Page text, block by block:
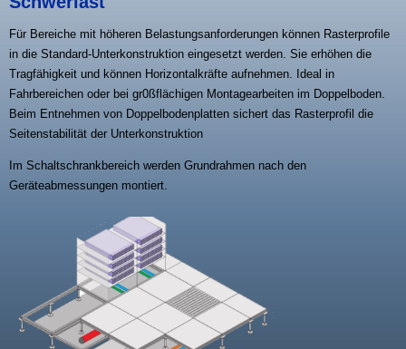
Für Bereiche mit höheren Belastungsanforderungen können Rasterprofile
in die Standard-Unterkonstruktion eingesetzt werden. Sie erhöhen die
Tragfähigkeit und können Horizontalkräfte aufnehmen. Ideal in
Fahrbereichen oder bei gr0ßflächigen Montagearbeiten im Doppelboden.
Beim Entnehmen von Doppelbodenplatten sichert das Rasterprofil die
Seitenstabilität der Unterkonstruktion
Im Schaltschrankbereich werden Grundrahmen nach den
Geräteabmessungen montiert.